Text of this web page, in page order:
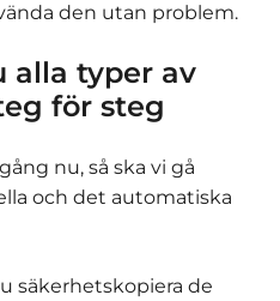
den utan problem.
alla typer av
för steg
nu, så ska vi gå
och det automatiska
säkerhetskopiera de